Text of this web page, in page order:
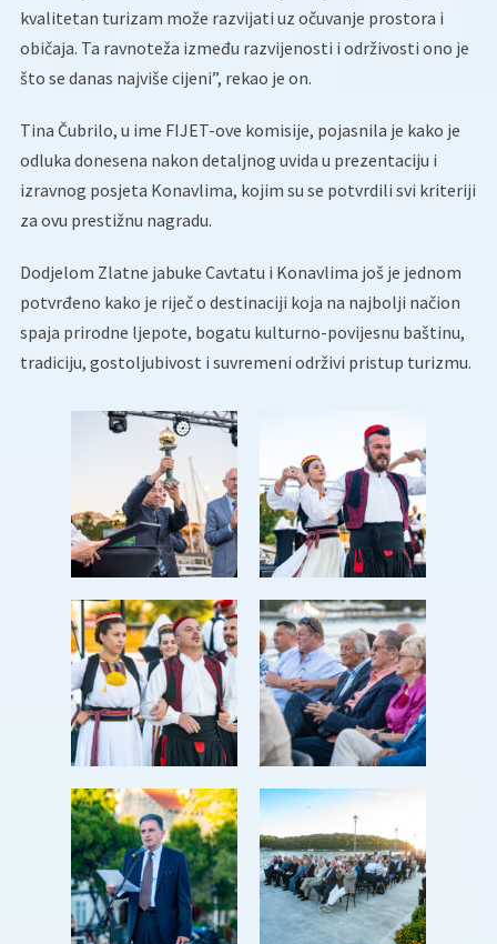
kvalitetan turizam može razvijati uz očuvanje prostora i
običaja. Ta ravnoteža između razvijenosti i održivosti ono je
što se danas najviše cijeni”, rekao je on.
Tina Čubrilo, u ime FIJET-ove komisije, pojasnila je kako je
odluka donesena nakon detaljnog uvida u prezentaciju i
izravnog posjeta Konavlima, kojim su se potvrdili svi kriteriji
za ovu prestižnu nagradu.
Dodjelom Zlatne jabuke Cavtatu i Konavlima još je jednom
potvrđeno kako je riječ o destinaciji koja na najbolji načion
spaja prirodne ljepote, bogatu kulturno-povijesnu baštinu,
tradiciju, gostoljubivost i suvremeni održivi pristup turizmu.